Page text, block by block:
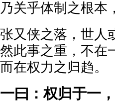
乃关乎体制之根本
张又侠之落，世人
然此事之重，不在
而在权力之归趋。
一曰：权归于一